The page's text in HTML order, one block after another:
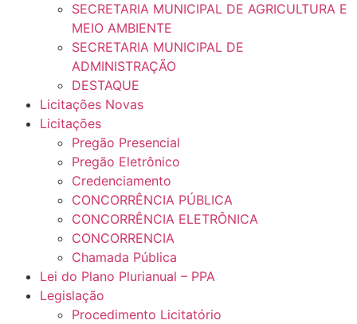
SECRETARIA MUNICIPAL DE AGRICULTURA E
MEIO AMBIENTE
SECRETARIA MUNICIPAL DE
ADMINISTRAÇÃO
DESTAQUE
Licitações Novas
Licitações
Pregão Presencial
Pregão Eletrônico
Credenciamento
CONCORRÊNCIA PÚBLICA
CONCORRÊNCIA ELETRÔNICA
CONCORRENCIA
Chamada Pública
Lei do Plano Plurianual – PPA
Legislação
Procedimento Licitatório